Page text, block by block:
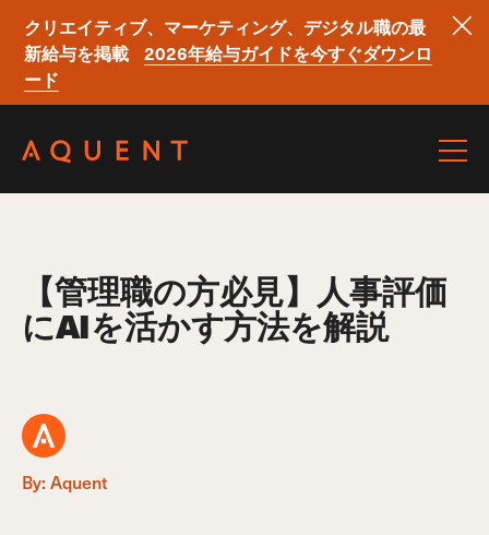
クリエイティブ、マーケティング、デジタル職の最
新給与を掲載
2026年給与ガイドを今すぐダウンロ
ード
【管理職の方必見】人事評価
にAIを活かす方法を解説
By: Aquent